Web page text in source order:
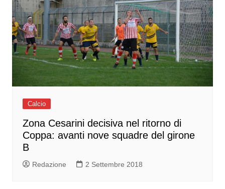
Calcio
Zona Cesarini decisiva nel ritorno di
Coppa: avanti nove squadre del girone
B
Redazione 2 Settembre 2018